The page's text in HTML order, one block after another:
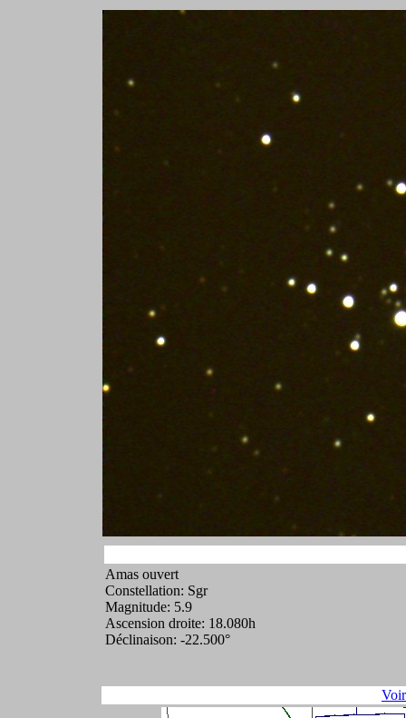
Amas ouvert
Constellation: Sgr
Magnitude: 5.9
Ascension droite: 18.080h
Déclinaison: -22.500°